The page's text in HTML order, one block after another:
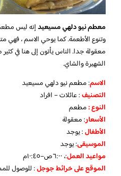
معطم نيو دلهي مسيعيدإنه ليس
وتنوع الأطعمة. كما يوحي الاسم ، فهي
معقولة جدا. الناس يأتون إلى هنا في
الشهيرة والشاي.
الاسم: مطعم نيو دلهي مسيعيد
التصنيف: عائلات – افراد
النوع :مطعم
الأسعار:معقولة
الأطفال:يوجد
الموسيقى:يوجد
مواعيد العمل:، ٦:٠٠ص–١٠:٤٥م
الموقع على خرائط جوجل: للوصول